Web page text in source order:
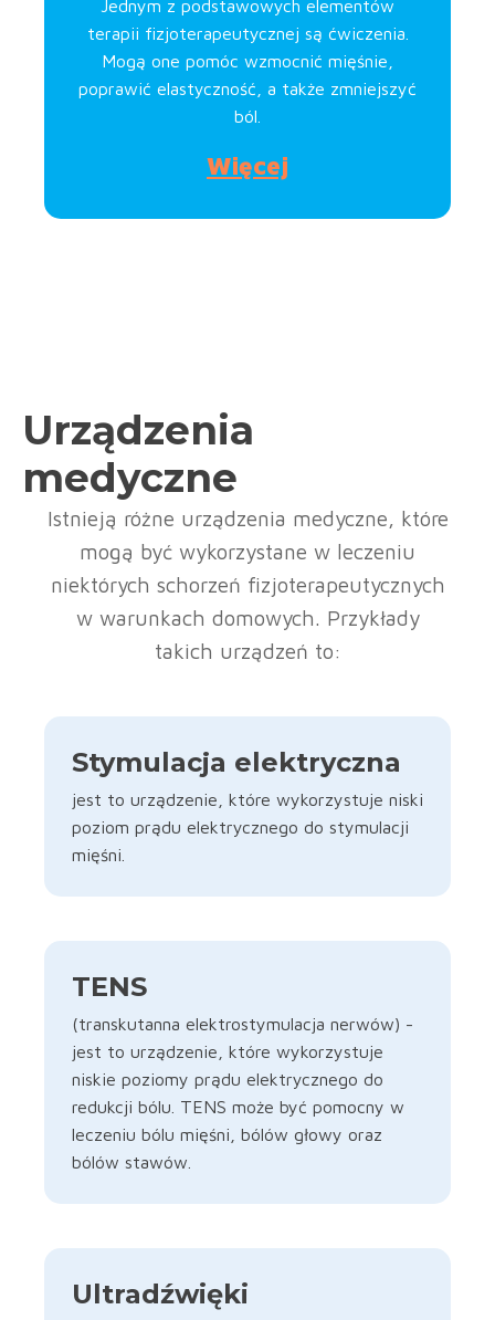
Jednym z podstawowych elementów
terapii fizjoterapeutycznej są ćwiczenia.
Mogą one pomóc wzmocnić mięśnie,
poprawić elastyczność, a także zmniejszyć
ból.
Więcej
Urządzenia
medyczne
Istnieją różne urządzenia medyczne, które
mogą być wykorzystane w leczeniu
niektórych schorzeń fizjoterapeutycznych
w warunkach domowych. Przykłady
takich urządzeń to:
Stymulacja elektryczna
jest to urządzenie, które wykorzystuje niski
poziom prądu elektrycznego do stymulacji
mięśni.
TENS
(transkutanna elektrostymulacja nerwów) -
jest to urządzenie, które wykorzystuje
niskie poziomy prądu elektrycznego do
redukcji bólu. TENS może być pomocny w
leczeniu bólu mięśni, bólów głowy oraz
bólów stawów.
Ultradźwięki